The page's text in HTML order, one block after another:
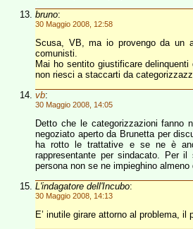
bruno:
30 Maggio 2008, 12:58
Scusa, VB, ma io provengo da un
comunisti.
Mai ho sentito giustificare
non riesci a staccarti da
vb:
30 Maggio 2008, 14:05
Detto che le categorizzazioni fanno
negoziato aperto da Brunetta per
ha rotto le trattative e se ne è
rappresentante per sindacato. Per
persona non se ne impieghino almeno
L'indagatore dell'Incubo:
30 Maggio 2008, 14:13
E’ inutile girare attorno al problema,